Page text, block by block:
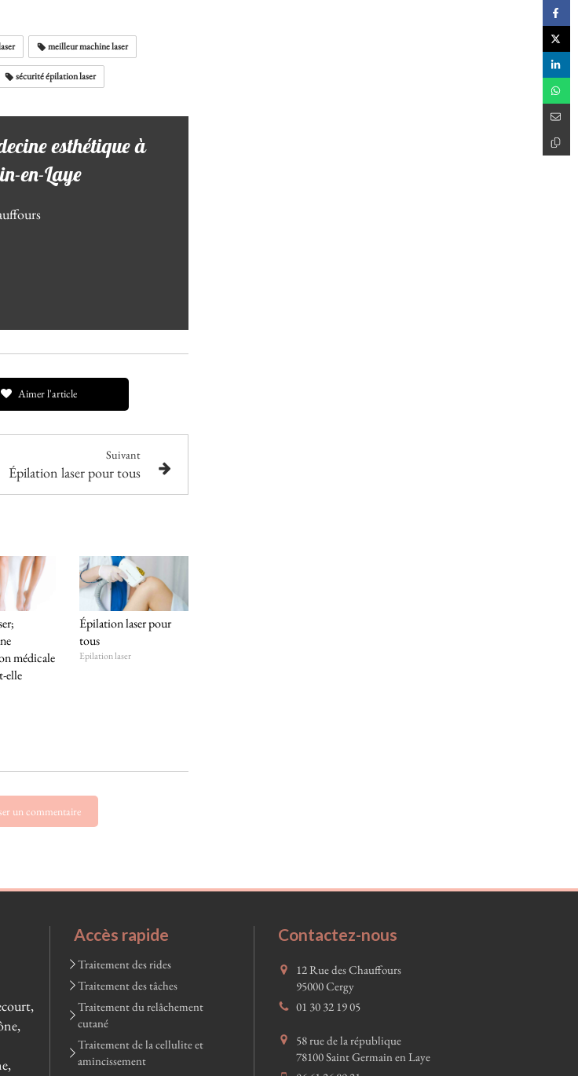
meilleur machine laser
sécurité épilation laser
esthétique à
en-Laye
Aimer l'article
Suivant
Épilation laser pour tous
médicale
elle
Épilation laser pour
tous
Epilation laser
un commentaire
Accès rapide
Traitement des rides
Traitement des tâches
Traitement du relâchement
cutané
Traitement de la cellulite et
amincissement
Contactez-nous
12 Rue des Chauffours
95000Cergy
01 30 32 19 05
58 rue de la république
78100Saint Germain en Laye